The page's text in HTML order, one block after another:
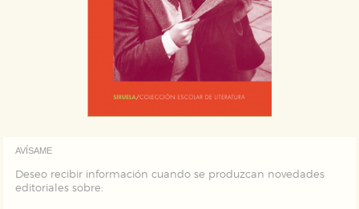
AVÍSAME
Deseo recibir información cuando se produzcan novedades
editoriales sobre: